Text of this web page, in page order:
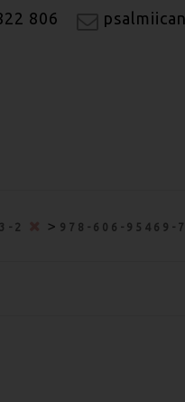
806
2 > 978-606-95469-